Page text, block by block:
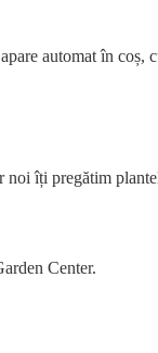
automat în coș,
noi îți pregătim
Center.